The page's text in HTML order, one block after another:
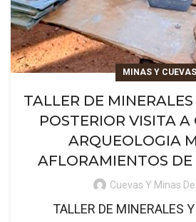
MINAS Y CUEVAS
TALLER DE MINERALES
POSTERIOR VISITA A
ARQUEOLOGIA
AFLORAMIENTOS DE
Cuevas Y Minas
TALLER DE MINERALES